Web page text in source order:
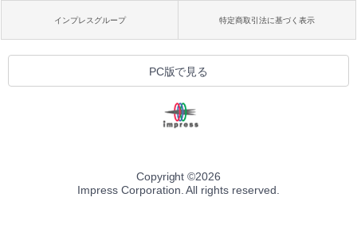
インプレスグループ 特定商取引法に基づく表示
PC版で見る
Copyright ©2026
Impress Corporation. All rights reserved.